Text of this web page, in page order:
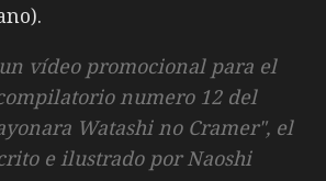
vídeo promocional para el
numero 12 del
Watashi no Cramer", el
e ilustrado por Naoshi